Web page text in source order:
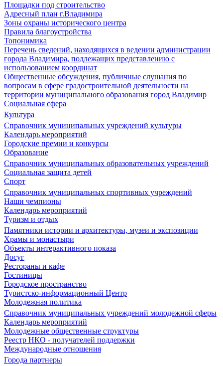
Площадки под строительство
Адресный план г.Владимира
Зоны охраны исторического центра
Правила благоустройства
Топонимика
Перечень сведений, находящихся в ведении администрации
города Владимира, подлежащих представлению с
использованием координат
Общественные обсуждения, публичные слушания по
вопросам в сфере градостроительной деятельности на
территории муниципального образования город Владимир
Социальная сфера
Культура
Справочник муниципальных учреждений культуры
Календарь мероприятий
Городские премии и конкурсы
Образование
Справочник муниципальных образовательных учреждений
Социальная защита детей
Спорт
Справочник муниципальных спортивных учреждений
Наши чемпионы
Календарь мероприятий
Туризм и отдых
Памятники истории и архитектуры, музеи и экспозиции
Храмы и монастыри
Объекты интерактивного показа
Досуг
Рестораны и кафе
Гостиницы
Городское пространство
Туристско-информационный Центр
Молодежная политика
Справочник муниципальных учреждений молодежной сферы
Календарь мероприятий
Молодежные общественные структуры
Реестр НКО - получателей поддержки
Международные отношения
Города партнеры